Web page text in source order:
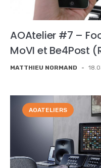
AOAtelier #7 –
MoVI et Be4Post
MATTHIEU NORMAND -
AOATELIERS